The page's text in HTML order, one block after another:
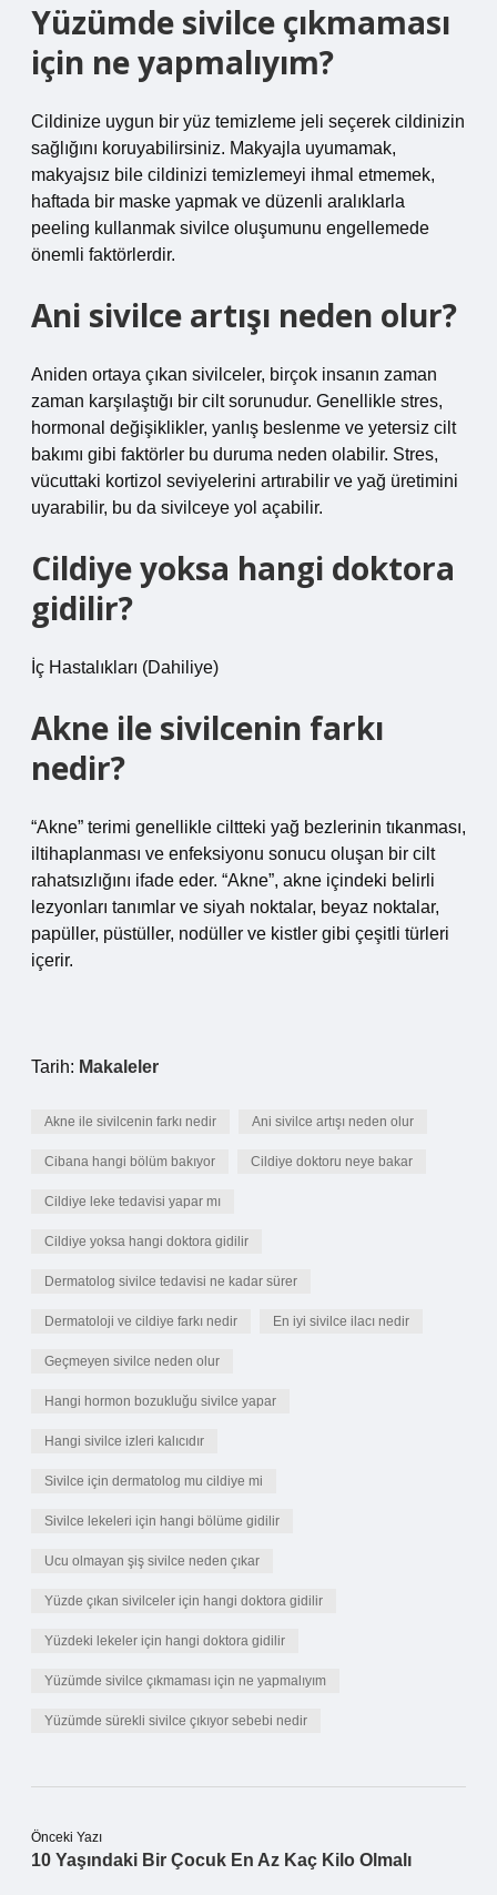
Yüzümde sivilce çıkmaması
için ne yapmalıyım?
Cildinize uygun bir yüz temizleme jeli seçerek cildinizin
sağlığını koruyabilirsiniz. Makyajla uyumamak,
makyajsız bile cildinizi temizlemeyi ihmal etmemek,
haftada bir maske yapmak ve düzenli aralıklarla
peeling kullanmak sivilce oluşumunu engellemede
önemli faktörlerdir.
Ani sivilce artışı neden olur?
Aniden ortaya çıkan sivilceler, birçok insanın zaman
zaman karşılaştığı bir cilt sorunudur. Genellikle stres,
hormonal değişiklikler, yanlış beslenme ve yetersiz cilt
bakımı gibi faktörler bu duruma neden olabilir. Stres,
vücuttaki kortizol seviyelerini artırabilir ve yağ üretimini
uyarabilir, bu da sivilceye yol açabilir.
Cildiye yoksa hangi doktora
gidilir?
İç Hastalıkları (Dahiliye)
Akne ile sivilcenin farkı
nedir?
“Akne” terimi genellikle ciltteki yağ bezlerinin tıkanması,
iltihaplanması ve enfeksiyonu sonucu oluşan bir cilt
rahatsızlığını ifade eder. “Akne”, akne içindeki belirli
lezyonları tanımlar ve siyah noktalar, beyaz noktalar,
papüller, püstüller, nodüller ve kistler gibi çeşitli türleri
içerir.
Tarih: Makaleler
Akne ile sivilcenin farkı nedir Ani sivilce artışı neden olur
Cibana hangi bölüm bakıyor Cildiye doktoru neye bakar
Cildiye leke tedavisi yapar mı
Cildiye yoksa hangi doktora gidilir
Dermatolog sivilce tedavisi ne kadar sürer
Dermatoloji ve cildiye farkı nedir En iyi sivilce ilacı nedir
Geçmeyen sivilce neden olur
Hangi hormon bozukluğu sivilce yapar
Hangi sivilce izleri kalıcıdır
Sivilce için dermatolog mu cildiye mi
Sivilce lekeleri için hangi bölüme gidilir
Ucu olmayan şiş sivilce neden çıkar
Yüzde çıkan sivilceler için hangi doktora gidilir
Yüzdeki lekeler için hangi doktora gidilir
Yüzümde sivilce çıkmaması için ne yapmalıyım
Yüzümde sürekli sivilce çıkıyor sebebi nedir
Önceki Yazı
10 Yaşındaki Bir Çocuk En Az Kaç Kilo Olmalı